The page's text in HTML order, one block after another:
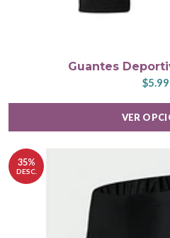
Guantes
VER
35%
DESC.